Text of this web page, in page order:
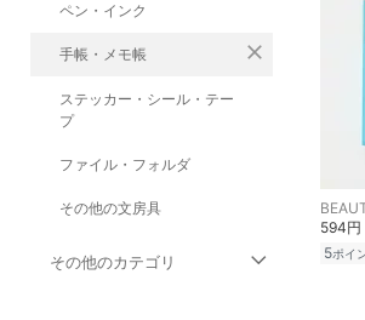
ペン・インク
手帳・メモ帳 close
ステッカー・シール・テー
プ
ファイル・フォルダ
その他の文房具
その他のカテゴリ
594円
5ポイ